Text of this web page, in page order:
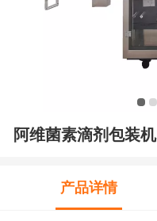
阿维菌素滴剂包装机
产品详情